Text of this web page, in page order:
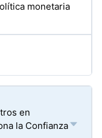
monetaria
en
la Confianza